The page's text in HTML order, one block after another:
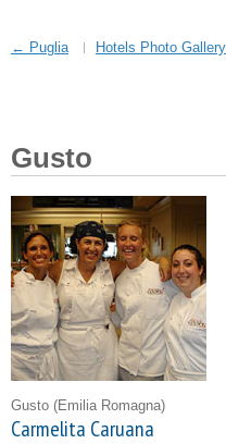
← Puglia Hotels Photo Gallery
Gusto
Gusto (Emilia Romagna)
Carmelita Caruana